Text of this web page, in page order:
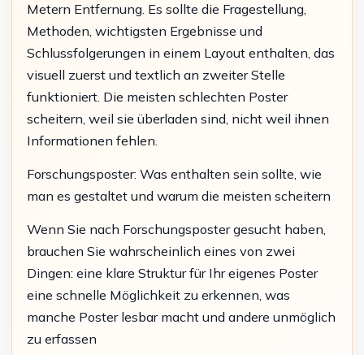
Metern Entfernung. Es sollte die Fragestellung,
Methoden, wichtigsten Ergebnisse und
Schlussfolgerungen in einem Layout enthalten, das
visuell zuerst und textlich an zweiter Stelle
funktioniert. Die meisten schlechten Poster
scheitern, weil sie überladen sind, nicht weil ihnen
Informationen fehlen.
Forschungsposter: Was enthalten sein sollte, wie
man es gestaltet und warum die meisten scheitern
Wenn Sie nach Forschungsposter gesucht haben,
brauchen Sie wahrscheinlich eines von zwei
Dingen: eine klare Struktur für Ihr eigenes Poster
eine schnelle Möglichkeit zu erkennen, was
manche Poster lesbar macht und andere unmöglich
zu erfassen